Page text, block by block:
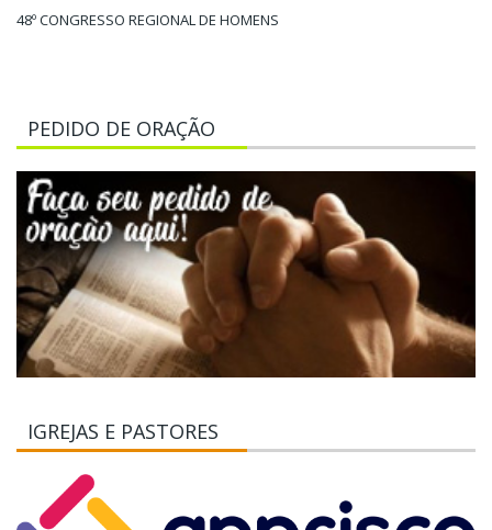
48º CONGRESSO REGIONAL DE HOMENS
PEDIDO DE ORAÇÃO
IGREJAS E PASTORES